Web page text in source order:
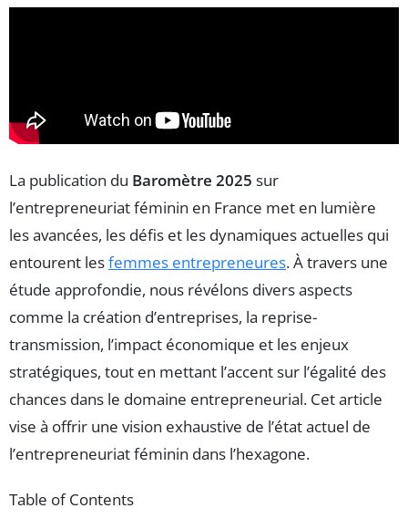
La publication du Baromètre 2025 sur
l’entrepreneuriat féminin en France met en lumière
les avancées, les défis et les dynamiques actuelles qui
entourent lesfemmes entrepreneures. À travers une
étude approfondie, nous révélons divers aspects
comme la création d’entreprises, la reprise-
transmission, l’impact économique et les enjeux
stratégiques, tout en mettant l’accent sur l’égalité des
chances dans le domaine entrepreneurial. Cet article
vise à offrir une vision exhaustive de l’état actuel de
l’entrepreneuriat féminin dans l’hexagone.
Table of Contents